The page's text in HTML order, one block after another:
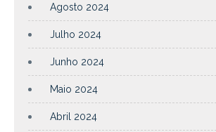
Agosto 2024
Julho 2024
Junho 2024
Maio 2024
Abril 2024